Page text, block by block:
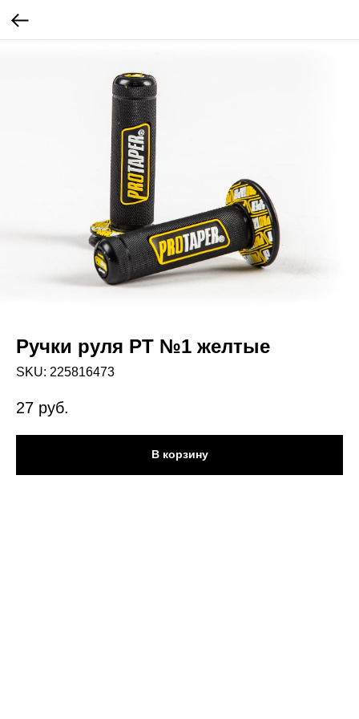
Ручки руля PT №1 желтые
SKU: 225816473
27 руб.
В корзину